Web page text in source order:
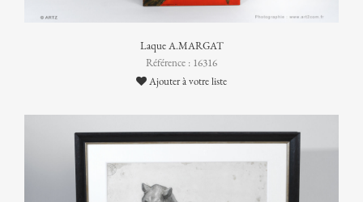
Laque A.MARGAT
Référence : 16316
Ajouter à votre liste